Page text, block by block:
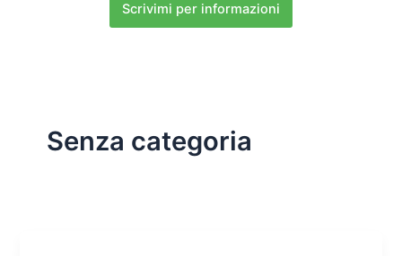
Scrivimi per informazioni
Senza categoria